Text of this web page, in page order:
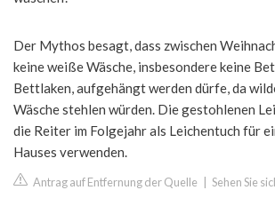
Der Mythos besagt, dass zwischen
keine weiße Wäsche, insbesondere keine
Bettlaken, aufgehängt werden dürfe, da
Wäsche stehlen würden. Die gestohlenen
die Reiter im Folgejahr als Leichentuch für
Hauses verwenden.
Antrag auf Entfernung der Quelle Sehen Sie